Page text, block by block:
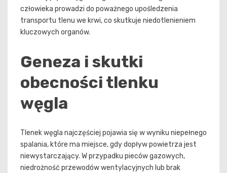
człowieka prowadzi do poważnego upośledzenia
transportu tlenu we krwi, co skutkuje niedotlenieniem
kluczowych organów.
Geneza i skutki
obecności tlenku
węgla
Tlenek węgla najczęściej pojawia się w wyniku niepełnego
spalania, które ma miejsce, gdy dopływ powietrza jest
niewystarczający. W przypadku pieców gazowych,
niedrożność przewodów wentylacyjnych lub brak